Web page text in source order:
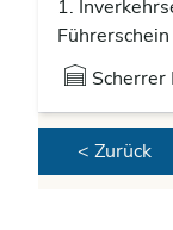
1.
Scherrer
< Zurück